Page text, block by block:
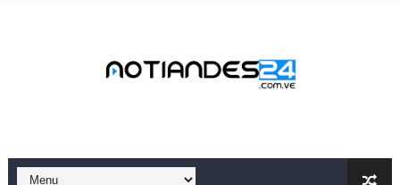
Gobernador Arnaldo Sánchez apadrina a más de 993
Mérida fortalece su reserva deportiva de cara a